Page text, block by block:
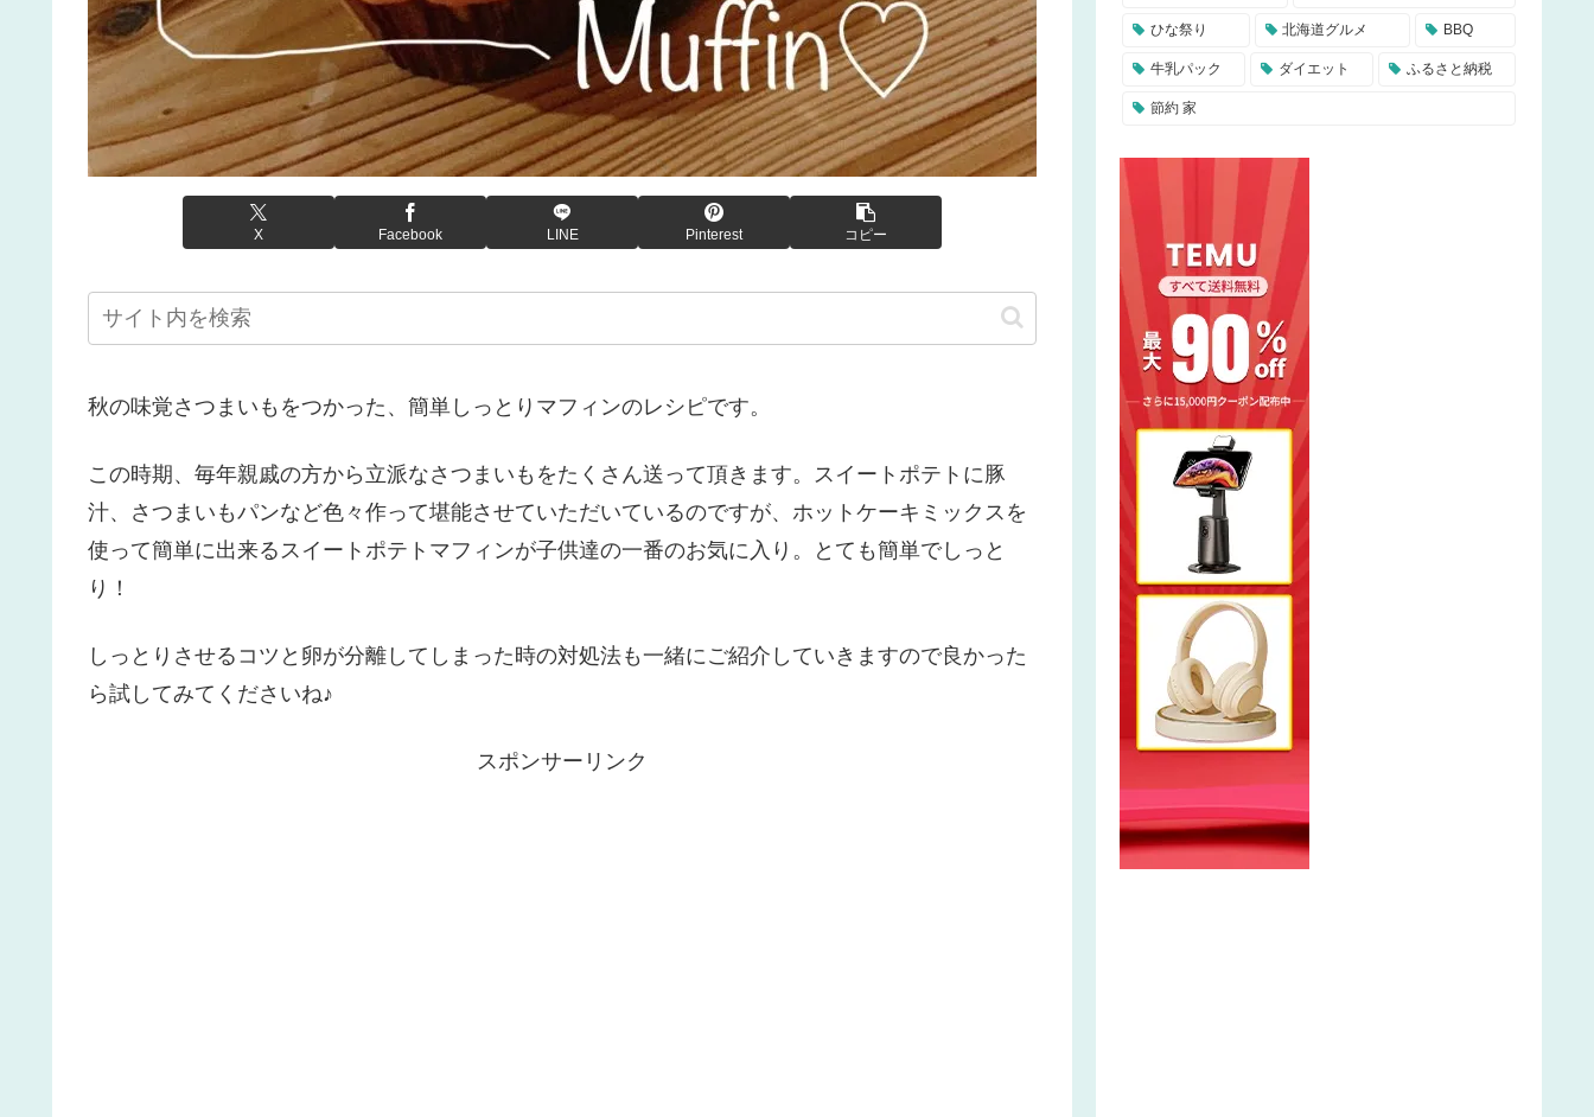
X Facebook LINE Pinterest コピー
秋の味覚さつまいもをつかった、簡単しっとりマフィンのレシピです。
この時期、毎年親戚の方から立派なさつまいもをたくさん送って頂きます。スイートポテトに豚
汁、さつまいもパンなど色々作って堪能させていただいているのですが、ホットケーキミックスを
使って簡単に出来るスイートポテトマフィンが子供達の一番のお気に入り。とても簡単でしっと
り！
しっとりさせるコツと卵が分離してしまった時の対処法も一緒にご紹介していきますので良かった
ら試してみてくださいね♪
スポンサーリンク
ひな祭り 北海道グルメ BBQ
牛乳パック ダイエット ふるさと納税
節約 家